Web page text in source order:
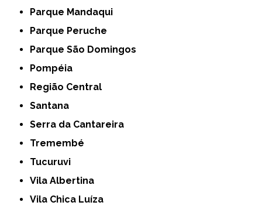
Parque Mandaqui
Parque Peruche
Parque São Domingos
Pompéia
Região Central
Santana
Serra da Cantareira
Tremembé
Tucuruvi
Vila Albertina
Vila Chica Luíza